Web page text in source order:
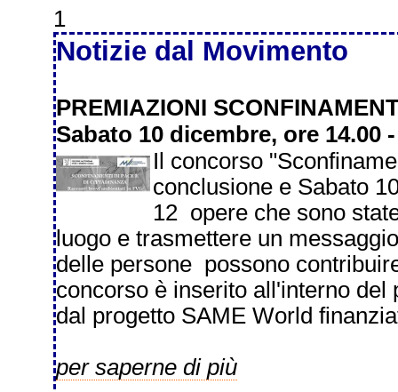
1
Notizie dal Movimento
PREMIAZIONI
Sabato 10 dicembre, ore
Il concorso
conclusione e Sabato
12 opere che sono
luogo e trasmettere un
delle persone possono
concorso è inserito all'interno
dal progetto SAME World
per saperne di più